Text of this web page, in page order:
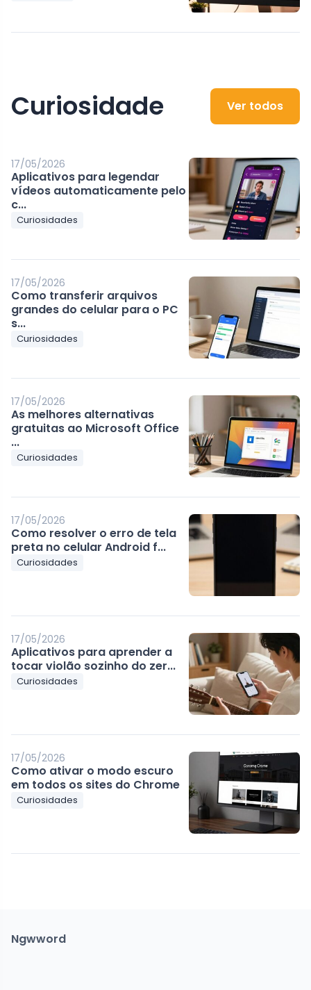
Curiosidade Ver todos
17/05/2026
Aplicativos para legendar
vídeos automaticamente pelo
c...
Curiosidades
17/05/2026
Como transferir arquivos
grandes do celular para o PC
s...
Curiosidades
17/05/2026
As melhores alternativas
gratuitas ao Microsoft Office
...
Curiosidades
17/05/2026
Como resolver o erro de tela
preta no celular Android f...
Curiosidades
17/05/2026
Aplicativos para aprender a
tocar violão sozinho do zer...
Curiosidades
17/05/2026
Como ativar o modo escuro
em todos os sites do Chrome
Curiosidades
Ngwword